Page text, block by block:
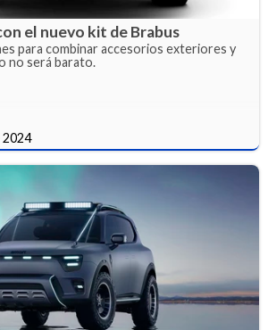
el nuevo kit de Brabus
para combinar accesorios exteriores y
no será barato.
2024